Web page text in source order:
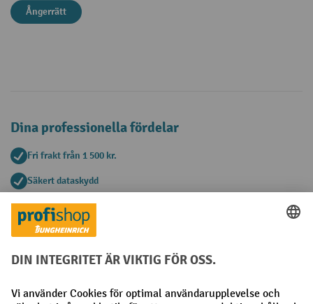
Ångerrätt
Dina professionella fördelar
Fri frakt från 1 500 kr.
Säkert dataskydd
Personlig köprådgivning
Betalningsmetoder
Faktura Förskottsbetalning